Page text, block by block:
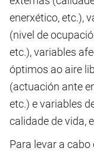
enerxético, etc.),
(nivel de
etc.), variables
óptimos ao aire
(actuación ante
etc.) e variables
calidade de vida,
Para levar a